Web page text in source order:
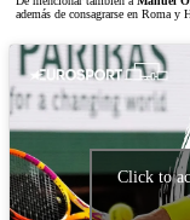
además de consagrarse en Roma y
Click to